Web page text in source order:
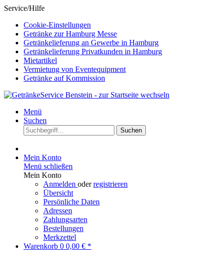
Service/Hilfe
Cookie-Einstellungen
Getränke zur Hamburg Messe
Getränkelieferung an Gewerbe in Hamburg
Getränkelieferung Privatkunden in Hamburg
Mietartikel
Vermietung von Eventequipment
Getränke auf Kommission
Menü
Suchen
Suchen
Mein Konto
Menü schließen
Mein Konto
Anmelden oderregistrieren
Übersicht
Persönliche Daten
Adressen
Zahlungsarten
Bestellungen
Merkzettel
Warenkorb 0 0,00 € *